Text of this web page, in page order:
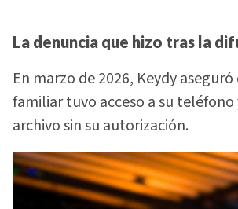
La denuncia que hizo tras la
En marzo de 2026, Keydy
familiar tuvo acceso a su
archivo sin su autorización.